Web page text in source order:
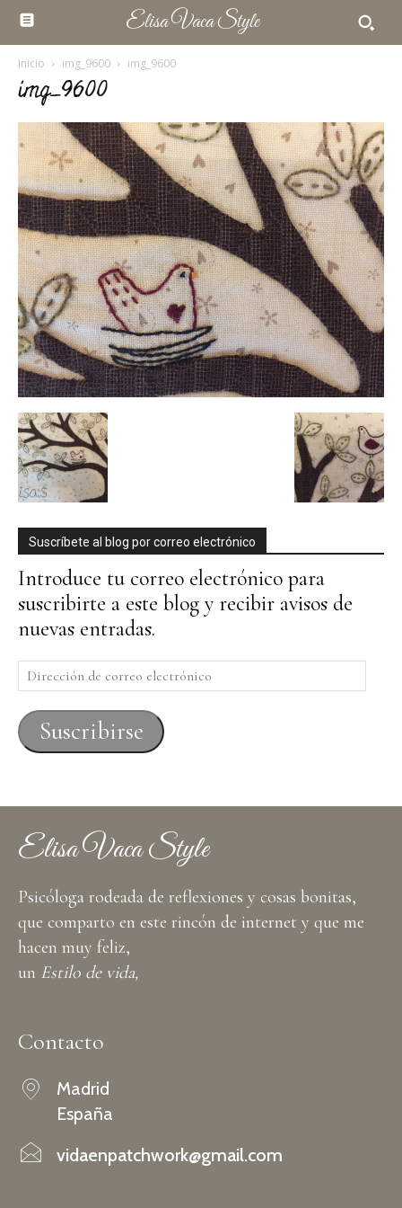
Elisa Vaca Style
Inicio img_9600 img_9600
img_9600
Suscríbete al blog por correo electrónico
Introduce tu correo electrónico para
suscribirte a este blog y recibir avisos de
nuevas entradas.
Dirección
de
correo
electrónico
Suscribirse
Elisa Vaca Style
Psicóloga rodeada de reflexiones y cosas bonitas,
que comparto en este rincón de internet y que me
hacen muy feliz,
un Estilo de vida,
Contacto
Madrid
España
vidaenpatchwork@gmail.com